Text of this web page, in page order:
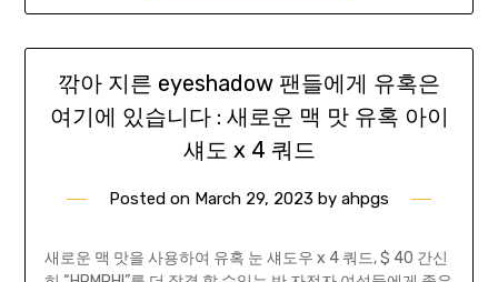
깎아 지른 eyeshadow 팬들에게 유혹은
여기에 있습니다 : 새로운 맥 맛 유혹 아이
섀도 x 4 쿼드
Posted on March 29, 2023 by ahpgs
새로운 맥 맛을 사용하여 유혹 눈 섀도우 x 4 쿼드, $ 40 간신